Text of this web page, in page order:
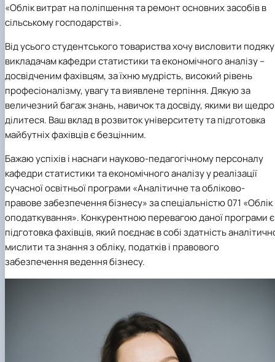
«Облік витрат на поліпшення та ремонт основних засобів в
сільському господарстві».
Від усього студентського товариства хочу висловити подяку
викладачам кафедри статистики та економічного аналізу –
досвідченим фахівцям, за їхню мудрість, високий рівень
професіоналізму, увагу та виявлене терпіння. Дякую за
величезний багаж знань, навичок та досвіду, якими ви щедро
ділитеся. Ваш вклад в розвиток університету та підготовка
майбутніх фахівців є безцінним.
Бажаю успіхів і наснаги науково-педагогічному персоналу
кафедри статистики та економічного аналізу у реалізації
сучасної освітньої програми «Аналітичне та обліково-
правове забезпечення бізнесу» за спеціальністю 071 «Облік
оподаткування». Конкурентною перевагою даної програми є
підготовка фахівців, який поєднає в собі здатність
мислити та знання з обліку, податків і правового
забезпечення ведення бізнесу.